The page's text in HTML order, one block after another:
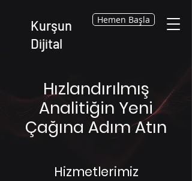
Kurşun
Dijital
Hemen Başla
Hızlandırılmış
Analitiğin Yeni
Çağına Adım Atın
Hizmetlerimiz